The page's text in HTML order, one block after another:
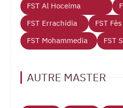
FST Al Hoceima
FST Errachidia
FST Fès
FST Mohammedia
FST
AUTRE MASTER